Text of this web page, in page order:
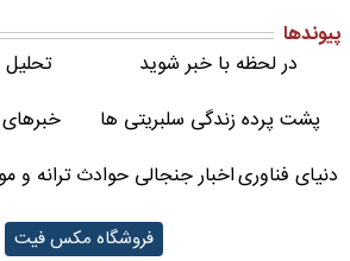
پیوندها
در لحظه با خبر شوید
پشت پرده زندگی سلبریتی ها
دنیای فناوریاخبار جنجالی حوادثترانه و
فروشگاه مکس فیت